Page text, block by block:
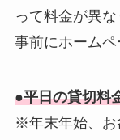
って料金が異な
事前にホームペ
●平日の貸切料
※年末年始、お